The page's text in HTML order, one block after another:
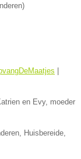
)
en Evy, moeder
Huisbereide,